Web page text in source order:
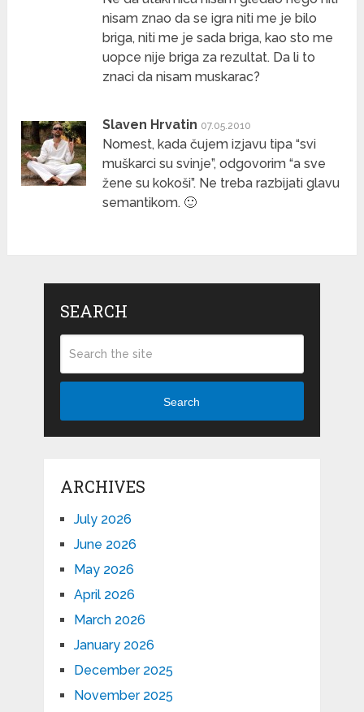
nisam znao da se igra niti me je bilo
briga, niti me je sada briga, kao sto me
uopce nije briga za rezultat. Da li to
znaci da nisam muskarac?
Slaven Hrvatin 07.05.2010
Nomest, kada čujem izjavu tipa “svi
muškarci su svinje”, odgovorim “a sve
žene su kokoši”. Ne treba razbijati glavu
semantikom. 🙂
SEARCH
Search
ARCHIVES
July 2026
June 2026
May 2026
April 2026
March 2026
January 2026
December 2025
November 2025